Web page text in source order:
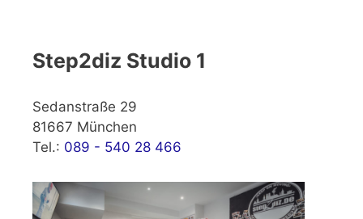
Step2diz Studio 1
Sedanstraße 29
81667 München
Tel.: 089 - 540 28 466